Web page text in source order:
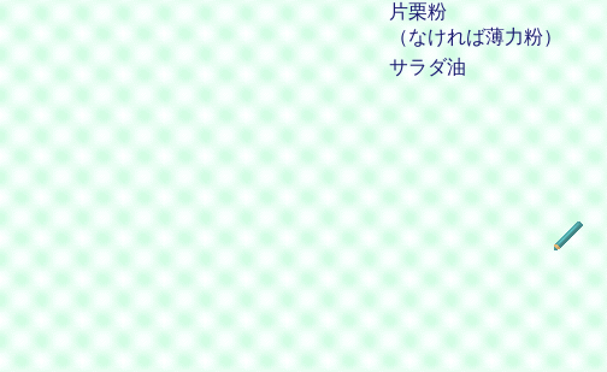
片栗粉
（なければ薄力粉）
サラダ油